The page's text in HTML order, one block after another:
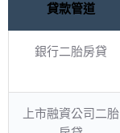
貸款管道
銀行二胎房貸
上市融資公司二胎